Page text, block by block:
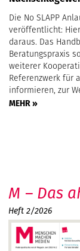
Die No SLAPP
veröffentlicht:
daraus. Das
Beratungspraxis
weiterer
Referenzwerk für
informieren, zur
MEHR »
M – Das
Heft 2/2026